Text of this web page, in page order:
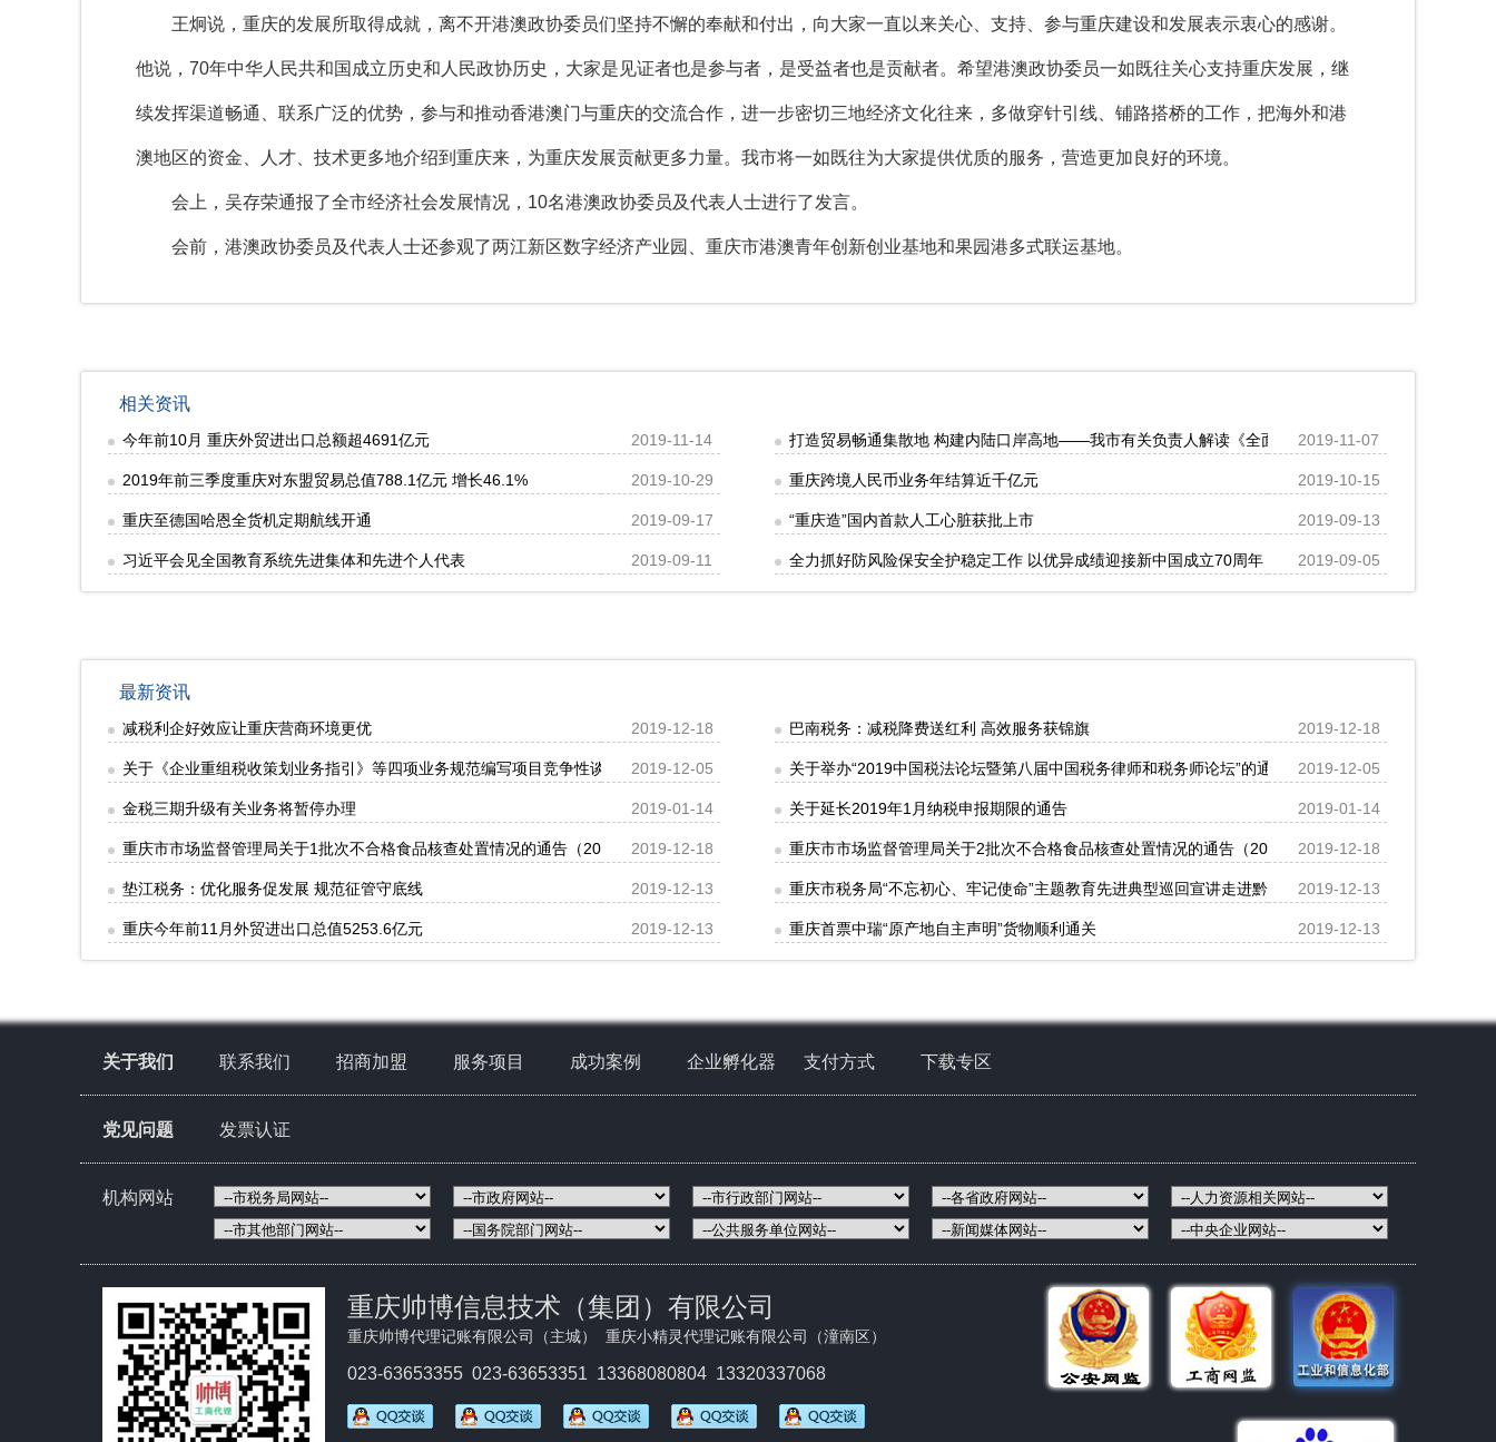
王炯说，重庆的发展所取得成就，离不开港澳政协委员们坚持不懈的奉献和付出，向大家一直以来关心、支持、参与重庆建设和发展表示衷心的感谢。
他说，70年中华人民共和国成立历史和人民政协历史，大家是见证者也是参与者，是受益者也是贡献者。希望港澳政协委员一如既往关心支持重庆发展，继
续发挥渠道畅通、联系广泛的优势，参与和推动香港澳门与重庆的交流合作，进一步密切三地经济文化往来，多做穿针引线、铺路搭桥的工作，把海外和港
澳地区的资金、人才、技术更多地介绍到重庆来，为重庆发展贡献更多力量。我市将一如既往为大家提供优质的服务，营造更加良好的环境。
会上，吴存荣通报了全市经济社会发展情况，10名港澳政协委员及代表人士进行了发言。
会前，港澳政协委员及代表人士还参观了两江新区数字经济产业园、重庆市港澳青年创新创业基地和果园港多式联运基地。
相关资讯
今年前10月 重庆外贸进出口总额超4691亿元 2019-11-14 打造贸易畅通集散地 构建内陆口岸高地——我市有关负责人解读《全面融入共建“一带一路”加快建设内
2019-11-07
2019年前三季度重庆对东盟贸易总值788.1亿元 增长46.1% 2019-10-29 重庆跨境人民币业务年结算近千亿元 2019-10-15
重庆至德国哈恩全货机定期航线开通 2019-09-17 “重庆造”国内首款人工心脏获批上市 2019-09-13
习近平会见全国教育系统先进集体和先进个人代表 2019-09-11 全力抓好防风险保安全护稳定工作 以优异成绩迎接新中国成立70周年 2019-09-05
最新资讯
减税利企好效应让重庆营商环境更优 2019-12-18 巴南税务：减税降费送红利 高效服务获锦旗 2019-12-18
关于《企业重组税收策划业务指引》等四项业务规范编写项目竞争性谈判和单一来源采购结果的公告
2019-12-05 关于举办“2019中国税法论坛暨第八届中国税务律师和税务师论坛”的通知 2019-12-05
金税三期升级有关业务将暂停办理 2019-01-14 关于延长2019年1月纳税申报期限的通告 2019-01-14
重庆市市场监督管理局关于1批次不合格食品核查处置情况的通告（2019年第37号）
2019-12-18 重庆市市场监督管理局关于2批次不合格食品核查处置情况的通告（2019年第36号）
2019-12-18
垫江税务：优化服务促发展 规范征管守底线 2019-12-13 重庆市税务局“不忘初心、牢记使命”主题教育先进典型巡回宣讲走进黔江 2019-12-13
重庆今年前11月外贸进出口总值5253.6亿元 2019-12-13 重庆首票中瑞“原产地自主声明”货物顺利通关 2019-12-13
关于我们 联系我们 招商加盟 服务项目 成功案例 企业孵化器 支付方式 下载专区
党见问题 发票认证
机构网站
重庆帅博信息技术（集团）有限公司
重庆帅博代理记账有限公司（主城） 重庆小精灵代理记账有限公司（潼南区）
023-63653355 023-63653351 13368080804 13320337068